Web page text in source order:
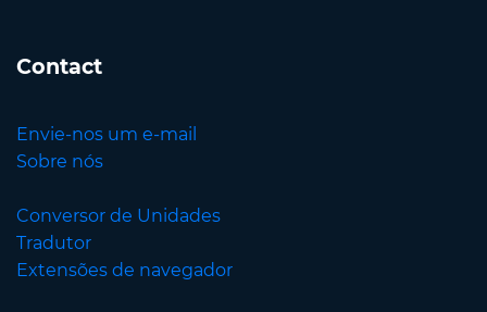
Contact
Envie-nos um e-mail
Sobre nós
Conversor de Unidades
Tradutor
Extensões de navegador